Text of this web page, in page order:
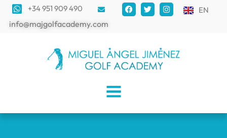
+34 951 909 490
info@majgolfacademy.com
EN